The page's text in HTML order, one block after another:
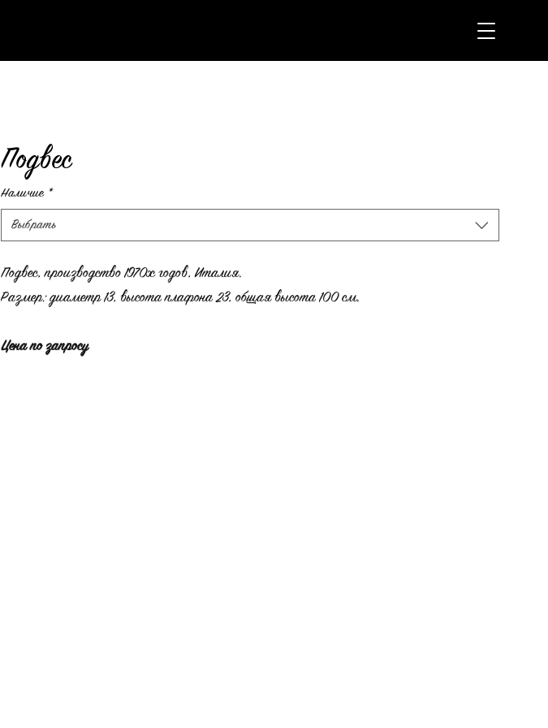
Подвес
Наличие *
Выбрать
Подвес, производство 1970х годов, Италия.
Размер: диаметр 13, высота плафона 23, общая высота 100 см.
Цена по запросу